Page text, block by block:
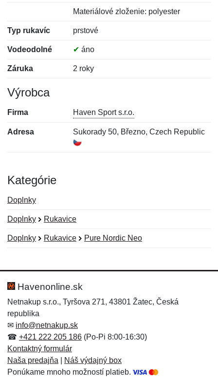
Materiálové zloženie: polyester
Typ rukavíc prstové
Vodeodolné ✔ áno
Záruka 2 roky
Výrobca
Firma Haven Sport s.r.o.
Adresa Sukorady 50, Březno, Czech Republic
Kategórie
Doplnky
Doplnky Rukavice
Doplnky Rukavice Pure Nordic Neo
Hodnotenie:
Meno:*
E-mail:
Meno:
E-mail:*
Správa*
Havenonline.sk
Netnakup s.r.o., Tyršova 271, 43801 Žatec, Česká
republika
✉ info@netnakup.sk
☎ +421 222 205 186 (Po-Pi 8:00-16:30)
Kontaktný formulár
Naša predajňa
Náš výdajný box
Ponúkame mnoho možností platieb.